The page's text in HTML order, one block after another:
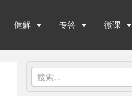
健解 专答 微课
搜
索：